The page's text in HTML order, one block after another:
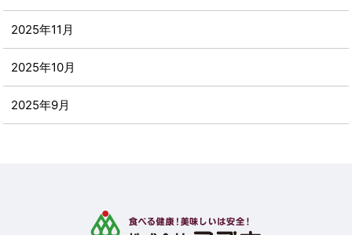
2025年11月
2025年10月
2025年9月